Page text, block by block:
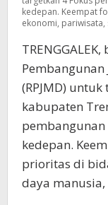
Pembangunan
(RPJMD)
kabupaten
kedepan.
prioritas di
daya